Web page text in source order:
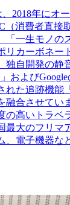
2018年にオ
（消費者直接
「一生モノの
リカーボネー
独自開発の静
」および
れた追跡機能
融合させてい
の高いトラベ
最大のフリマ
、電子機器な